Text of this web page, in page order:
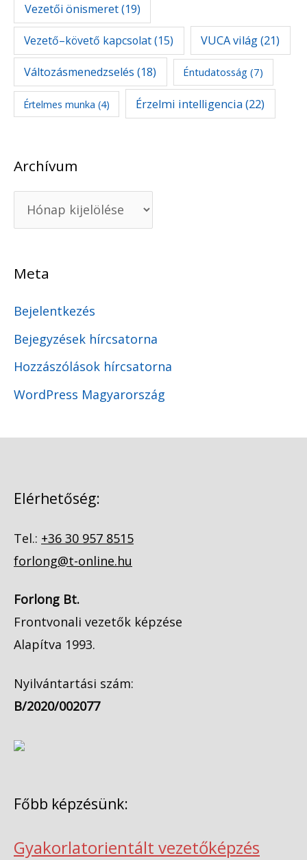
Vezetői önismeret(19)
Vezető–követő kapcsolat(15) VUCA világ(21)
Változásmenedzselés (18) Éntudatosság (7)
Értelmes munka (4) Érzelmi intelligencia(22)
Archívum
Meta
Bejelentkezés
Bejegyzések hírcsatorna
Hozzászólások hírcsatorna
WordPress Magyarország
Elérhetőség:
Tel.: +36 30 957 8515
forlong@t-online.hu
Forlong Bt.
Frontvonali vezetők képzése
Alapítva 1993.
Nyilvántartási szám:
B/2020/002077
Főbb képzésünk:
Gyakorlatorientált vezetőképzés